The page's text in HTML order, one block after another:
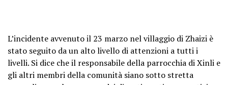
L’incidente avvenuto il 23 marzo nel villaggio di Zhaizi è
stato seguito da un alto livello di attenzioni a tutti i
livelli. Si dice che il responsabile della parrocchia di Xinli e
gli altri membri della comunità siano sotto stretta